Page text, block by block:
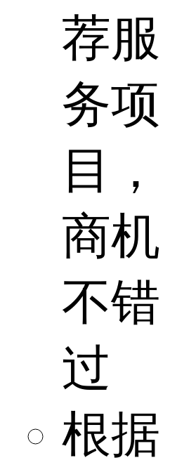
荐服
务项
目，
商机
不错
过
根据